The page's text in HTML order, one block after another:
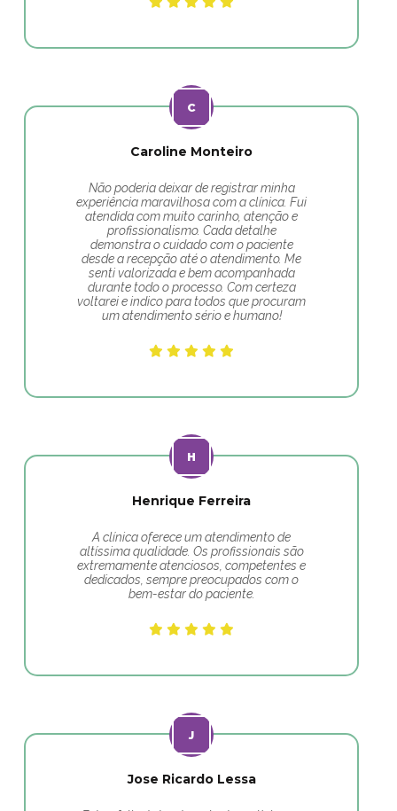
Caroline Monteiro
Não poderia deixar de registrar minha
experiência maravilhosa com a clínica. Fui
atendida com muito carinho, atenção e
profissionalismo. Cada detalhe
demonstra o cuidado com o paciente
desde a recepção até o atendimento. Me
senti valorizada e bem acompanhada
durante todo o processo. Com certeza
voltarei e indico para todos que procuram
um atendimento sério e humano!
Henrique Ferreira
A clínica oferece um atendimento de
altíssima qualidade. Os profissionais são
extremamente atenciosos, competentes e
dedicados, sempre preocupados com o
bem-estar do paciente.
Jose Ricardo Lessa